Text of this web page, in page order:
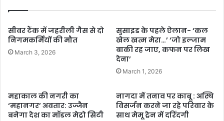
सीवर टैंक में जहरीली गैस से दो
निगमकर्मियों की मौत
March 3, 2026
सुसाइड के पहले ऐलान- ‘कल
खेल खत्म मेरा…’ ‘जो इल्जाम
बाकी रह जाए, कफन पर लिख
देना’
March 1, 2026
महाकाल की नगरी का
‘महानगर’ अवतार: उज्जैन
बनेगा देश का मॉडल मेट्रो सिटी
नागदा में तनाव पर काबू : अस्थि
विसर्जन करने जा रहे परिवार के
साथ मेमू ट्रेन में दरिंदगी